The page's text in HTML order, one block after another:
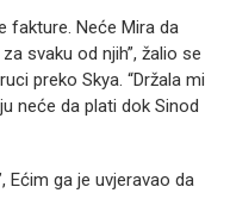
fakture. Neće Mira da
svaku od njih”, žalio se
preko Skya. “Držala mi
neće da plati dok Sinod
Ećim ga je uvjeravao da